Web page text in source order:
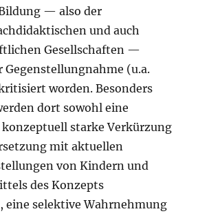
— also der
und auch
Gesellschaften —
(u.a.
worden. Besonders
dort sowohl eine
konzeptuellstarke Verkürzung
mit aktuellen
von Kindern und
des Konzepts
eine selektive Wahrnehmung